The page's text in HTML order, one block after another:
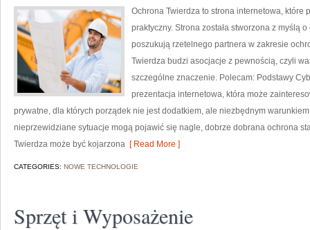
Ochrona Twierdza to strona internetowa,
praktyczny. Strona została stworzona z myślą
poszukują rzetelnego partnera w zakresie
Twierdza budzi asocjacje z pewnością, czyli
szczególne znaczenie. Polecam: Podstawy
prezentacja internetowa, która może
prywatne, dla których porządek nie jest dodatkiem, ale niezbędnym
nieprzewidziane sytuacje mogą pojawić się nagle, dobrze dobrana ochrona
Twierdza może być kojarzona [ Read More ]
CATEGORIES: NOWE TECHNOLOGIE
Sprzęt i Wyposażenie